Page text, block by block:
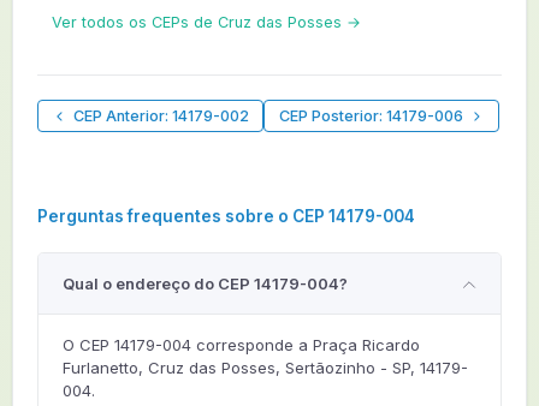
Ver todos os CEPs de Cruz das Posses →
CEP Anterior: 14179-002 CEP Posterior: 14179-006
Perguntas frequentes sobre o CEP 14179-004
Qual o endereço do CEP 14179-004?
O CEP 14179-004 corresponde a Praça Ricardo
Furlanetto, Cruz das Posses, Sertãozinho - SP, 14179-
004.